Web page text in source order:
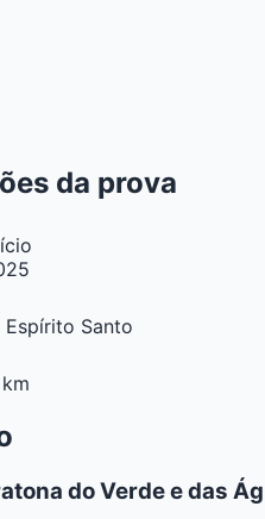
da prova
Espírito Santo
do Verde e das